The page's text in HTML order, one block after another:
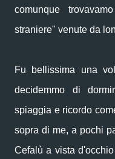
comunque
straniere" venute da
Fu bellissima una
decidemmo di
spiaggia e ricordo
sopra di me, a pochi
Cefalù a vista